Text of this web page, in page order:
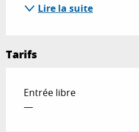
Lire la suite
Tarifs
Entrée libre
—